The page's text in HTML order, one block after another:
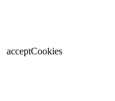
acceptCookies